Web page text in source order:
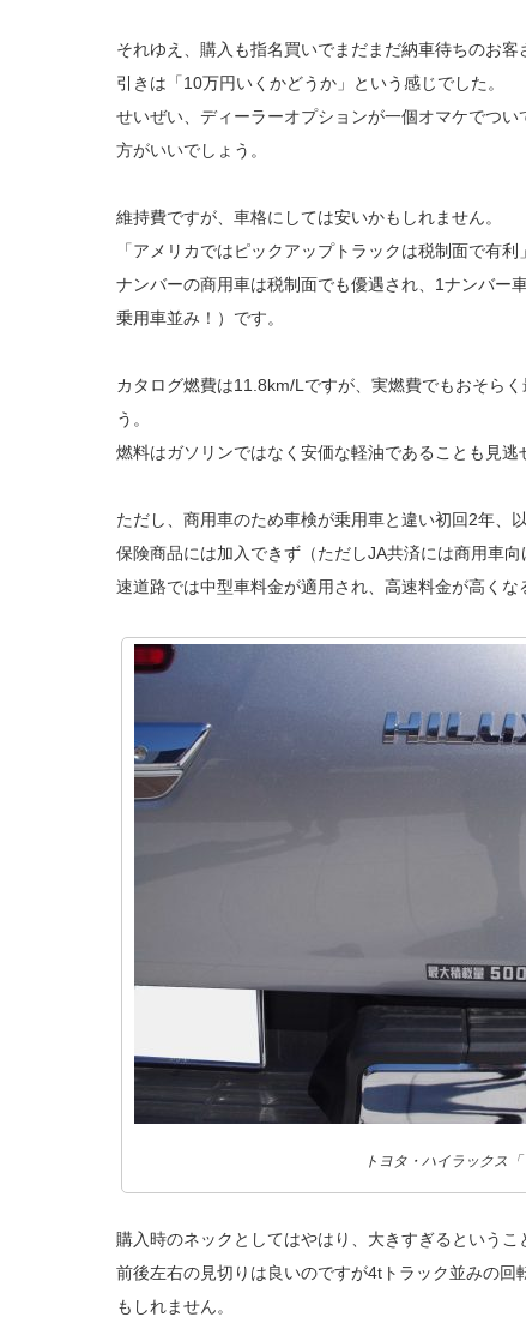
それゆえ、購入も指名買いでまだまだ納車待ちのお
引きは「10万円いくかどうか」という感じでした。
せいぜい、ディーラーオプションが一個オマケでつ
方がいいでしょう。
維持費ですが、車格にしては安いかもしれません。
「アメリカではピックアップトラックは税制面で有
ナンバーの商用車は税制面でも優遇され、1ナンバー
乗用車並み！）です。
カタログ燃費は11.8km/Lですが、実燃費でもおそら
う。
燃料はガソリンではなく安価な軽油であることも見逃
ただし、商用車のため車検が乗用車と違い初回2年、
保険商品には加入できず（ただしJA共済には商用車
速道路では中型車料金が適用され、高速料金が高くな
トヨタ・ハイラックス
購入時のネックとしてはやはり、大きすぎるというこ
前後左右の見切りは良いのですが4tトラック並みの
もしれません。